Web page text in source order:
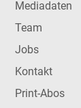
Mediadaten
Team
Jobs
Kontakt
Print-Abos